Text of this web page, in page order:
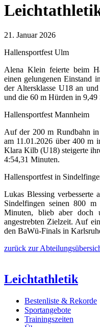
21. Januar 2026
Hallensportfest Ulm
Alena Klein feierte beim
einen gelungenen Einstand
der Altersklasse U18 an
und die 60 m Hürden in 9,49
Hallensportfest Mannheim
Auf der 200 m Rundbahn
am 11.01.2026 über 400 m
Klara Kilb (U18) steigerte
4:54,31 Minuten.
Hallensportfest in
Lukas Blessing verbesserte
Sindelfingen seinen 800
Minuten, blieb aber doch
angestrebten Zielzeit. Auf
den BaWü-Finals in
zurück zur
Leichtathletik
Bestenliste & Rekorde
Sportangebote
Trainingszeiten